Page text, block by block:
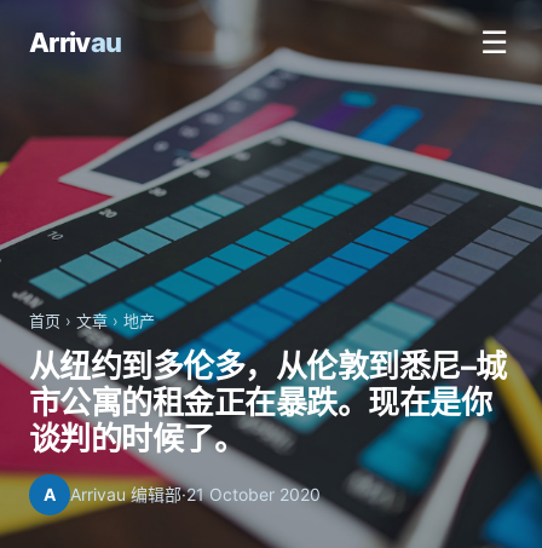
Arrivau ☰
首页 › 文章 › 地产
从纽约到多伦多，从伦敦到悉尼–城
市公寓的租金正在暴跌。现在是你
谈判的时候了。
A Arrivau 编辑部·21 October 2020